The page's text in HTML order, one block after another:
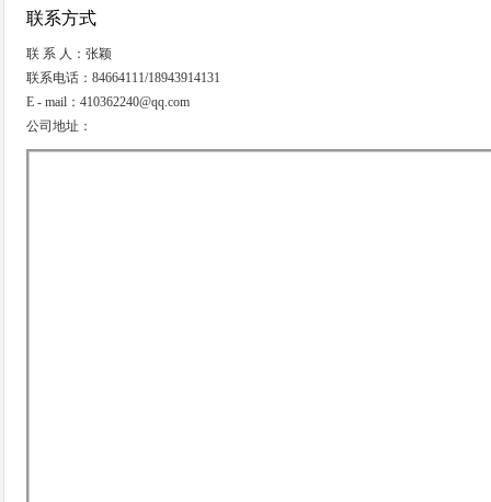
联系方式
联 系 人：张颖
联系电话：84664111/18943914131
E - mail：410362240@qq.com
公司地址：